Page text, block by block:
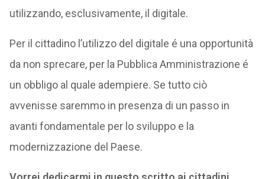
utilizzando, esclusivamente, il digitale.
Per il cittadino l’utilizzo del digitale é una opportunità
da non sprecare, per la Pubblica Amministrazione é
un obbligo al quale adempiere. Se tutto ciò
avvenisse saremmo in presenza di un passo in
avanti fondamentale per lo sviluppo e la
modernizzazione del Paese.